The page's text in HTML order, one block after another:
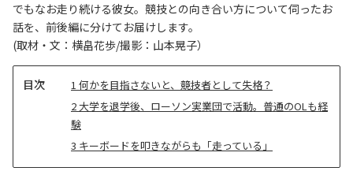
でもなお走り続ける彼女。競技との向き合い方について伺ったお
話を、前後編に分けてお届けします。
(取材・文：横畠花歩/撮影：山本晃子）
1 何かを目指さないと、競技者として失格？
2大学を退学後、ローソン実業団で活動。普通のOLも経
験
3 キーボードを叩きながらも「走っている」